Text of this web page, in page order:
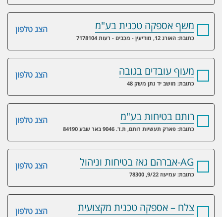
הצג טלפון משף אספקה טכנית בע"מ
כתובת: האורג 12, מודיעין - מכבים - רעות 7178104
הצג טלפון מעוף עובדים בגובה
כתובת: מושב יד נתן משק 48
הצג טלפון רותם בטיחות בע"מ
כתובת: פארק תעשיות רותם, ת.ד. 9046 באר שבע 84190
הצג טלפון AG-אברהם גאז בטיחות וניהול
כתובת: עמיעוז 9/22, 78300
הצג טלפון צלח – אספקה טכנית מקצועית